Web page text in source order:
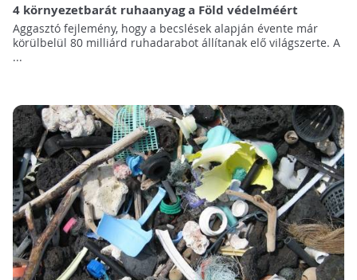
4 környezetbarát ruhaanyag a Föld védelméért
Aggasztó fejlemény, hogy a becslések alapján évente már
körülbelül 80 milliárd ruhadarabot állítanak elő világszerte. A
...